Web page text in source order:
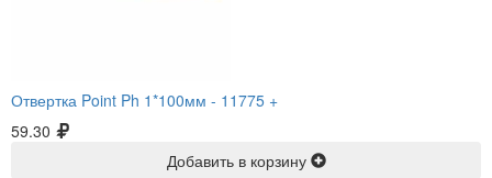
Отвертка Point Ph 1*100мм - 11775 +
59.30
Добавить в корзину